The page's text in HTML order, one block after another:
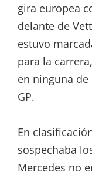
gira europea
delante de
estuvo
para la
en ninguna
GP.
En
sospechaba
Mercedes no